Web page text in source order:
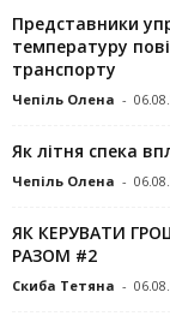
Представники
температуру
транспорту
Чепіль Олена -
Як літня спека
Чепіль Олена -
ЯК КЕРУВАТИ
РАЗОМ #2
Скиба Тетяна -